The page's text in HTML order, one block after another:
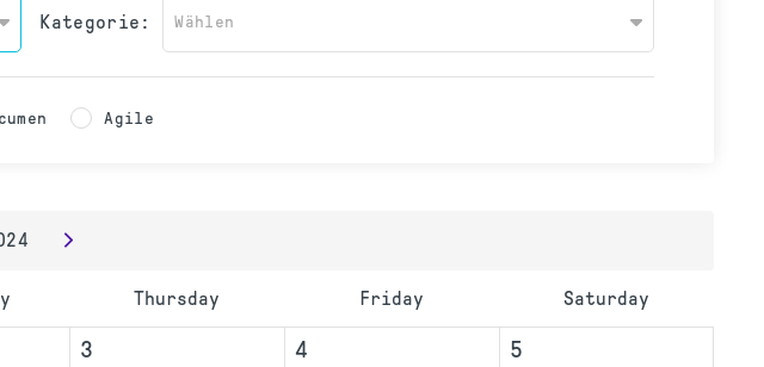
Kategorie: Wählen
Agile
Thursday Friday Saturday
3 4 5